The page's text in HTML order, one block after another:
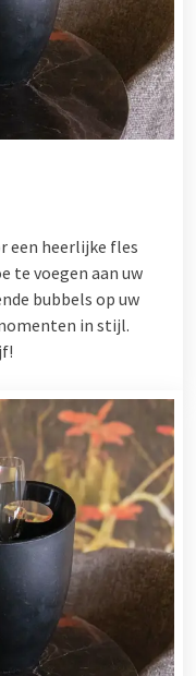
een heerlijke fles
te voegen aan uw
bubbels op uw
in stijl.